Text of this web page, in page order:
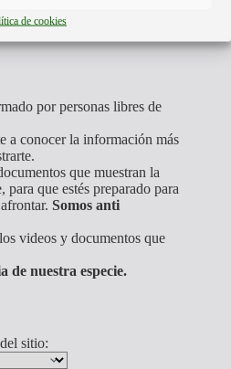
de cookies
por personas libres de
a conocer la información más
que muestran la
para que estés preparado para
Somos anti
videos y documentos que
de nuestra especie.
sitio: